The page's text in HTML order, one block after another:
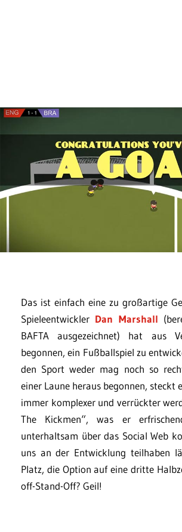
Das ist einfach eine zu großartige
Spieleentwickler Dan Marshall
BAFTA ausgezeichnet) hat aus
begonnen, ein Fußballspiel zu
den Sport weder mag noch so
einer Laune heraus begonnen, steckt
immer komplexer und verrückter
The Kickmen“, was er
unterhaltsam über das Social Web
uns an der Entwicklung teilhaben
Platz, die Option auf eine dritte
off-Stand-Off? Geil!